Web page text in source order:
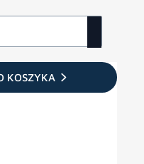
KOSZYKA